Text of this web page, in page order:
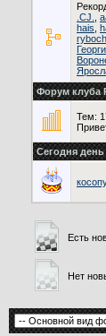
.CJ.
hais
Форум клуба
Тем:
Сегодня
Есть
Нет